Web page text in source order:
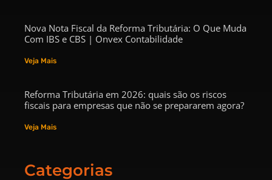
Nova Nota Fiscal da Reforma Tributária: O Que Muda
Com IBS e CBS | Onvex Contabilidade
Veja Mais
Reforma Tributária em 2026: quais são os riscos
fiscais para empresas que não se prepararem agora?
Veja Mais
Categorias